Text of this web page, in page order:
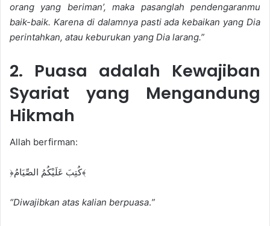
orang yang beriman’, maka pasanglah pendengaranmu
baik-baik. Karena di dalamnya pasti ada kebaikan yang Dia
perintahkan, atau keburukan yang Dia larang.”
2. Puasa adalah Kewajiban
Syariat yang Mengandung
Hikmah
Allah berfirman:
﴿كُتِبَ عَلَيْكُمُ الصِّيَامُ﴾
“Diwajibkan atas kalian berpuasa.”